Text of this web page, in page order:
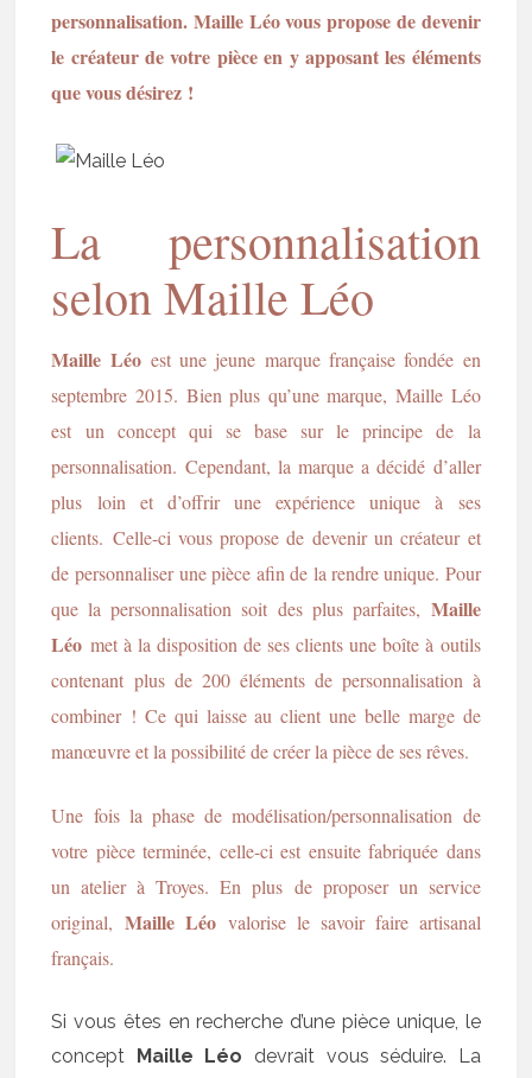
personnalisation. Maille Léo vous propose de devenir
le créateur de votre pièce en y apposant les éléments
que vous désirez !
La personnalisation
selon Maille Léo
Maille Léoest une jeune marque française fondée en
septembre 2015. Bien plus qu’une marque, Maille Léo
est un concept qui se base sur le principe de la
personnalisation. Cependant, la marque a décidé d’aller
plus loin et d’offrir une expérience unique à ses
clients. Celle-ci vous propose de devenir un créateur et
de personnaliser une pièce afin de la rendre unique. Pour
que la personnalisation soit des plus parfaites, Maille
Léo met à la disposition de ses clients une boîte à outils
contenant plus de 200 éléments de personnalisation à
combiner ! Ce qui laisse au client une belle marge de
manœuvre et la possibilité de créer la pièce de ses rêves.
Une fois la phase de modélisation/personnalisation de
votre pièce terminée, celle-ci est ensuite fabriquée dans
un atelier à Troyes. En plus de proposer un service
original,Maille Léo valorise le savoir faire artisanal
français.
Si vous êtes en recherche d’une pièce unique, le
concept Maille Léo devrait vous séduire. La